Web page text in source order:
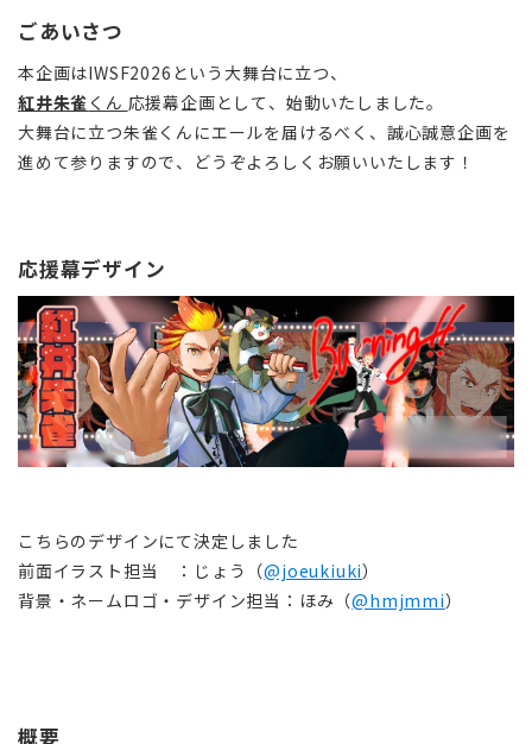
ごあいさつ
本企画はIWSF2026という大舞台に立つ、
紅井朱雀 くん 応援幕企画として、始動いたしました。
大舞台に立つ朱雀くんにエールを届けるべく、誠心誠意企画を
進めて参りますので、どうぞよろしくお願いいたします！
応援幕デザイン
こちらのデザインにて決定しました
前面イラスト担当 ：じょう（@joeukiuki）
背景・ネームロゴ・デザイン担当：ほみ（@hmjmmi）
概要